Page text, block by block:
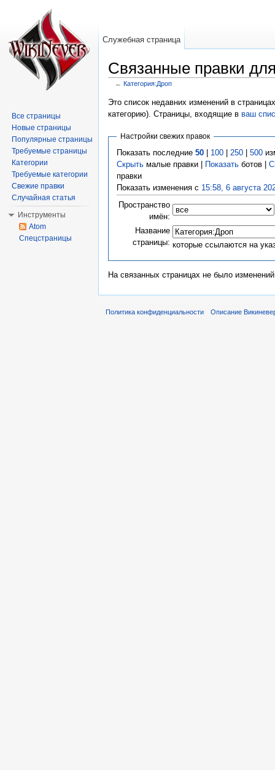
Связанные правки
← Категория:Дроп
Это список недавних изменений в
категорию). Страницы, входящие в ваш
Настройки свежих правок
Показать последние 50| 100| 250| 500
Скрытьмалые правки | Показатьботов |
правки
Показать изменения с 15:58, 6 августа
Пространство
имён:
Название
страницы: которые ссылаются на
На связанных страницах не было
Служебная страница
Все страницы
Новые страницы
Популярные страницы
Требуемые страницы
Категории
Требуемые категории
Свежие правки
Случайная статья
Инструменты
Atom
Спецстраницы
Политика конфиденциальности Описание